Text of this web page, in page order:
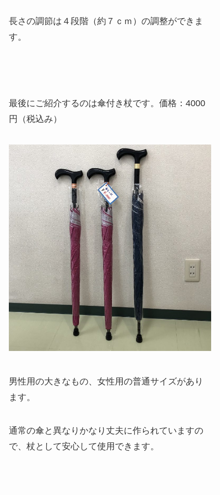
長さの調節は４段階（約７ｃｍ）の調整ができま
す。
最後にご紹介するのは傘付き杖です。価格：4000
円（税込み）
男性用の大きなもの、女性用の普通サイズがあり
ます。
通常の傘と異なりかなり丈夫に作られていますの
で、杖として安心して使用できます。